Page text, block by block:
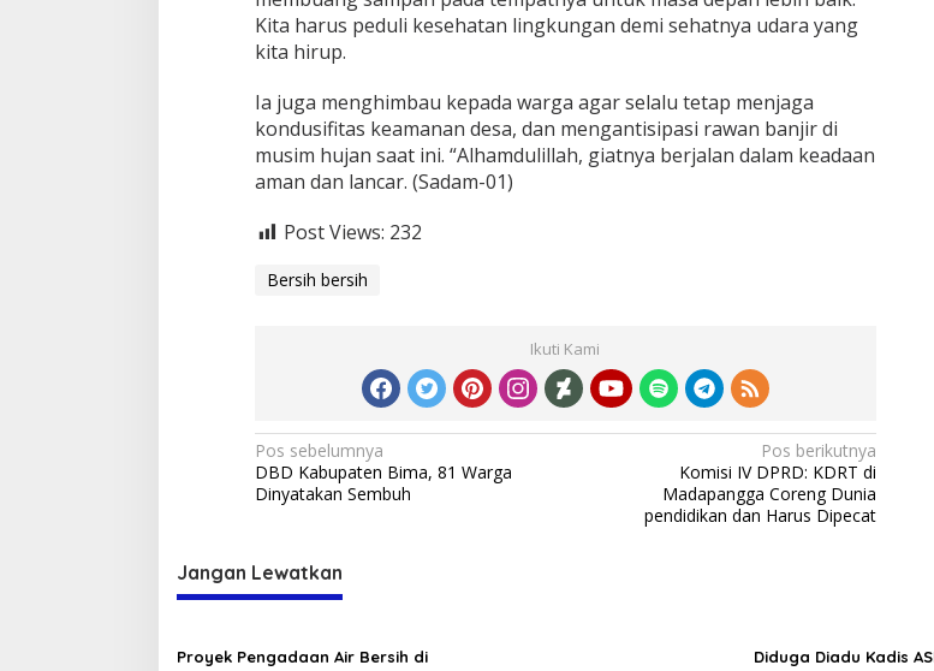
Kita harus peduli kesehatan lingkungan demi sehatnya udara yang
kita hirup.
Ia juga menghimbau kepada warga agar selalu tetap menjaga
kondusifitas keamanan desa, dan mengantisipasi rawan banjir di
musim hujan saat ini. “Alhamdulillah, giatnya berjalan dalam keadaan
aman dan lancar. (Sadam-01)
Post Views: 232
Bersih bersih
Ikuti Kami
Navigasi
pos
Pos sebelumnya
DBD Kabupaten Bima, 81 Warga
Dinyatakan Sembuh
Pos berikutnya
Komisi IV DPRD: KDRT di
Madapangga Coreng Dunia
pendidikan dan Harus Dipecat
Jangan Lewatkan
Proyek Pengadaan Air Bersih di
Diduga Diadu Kadis